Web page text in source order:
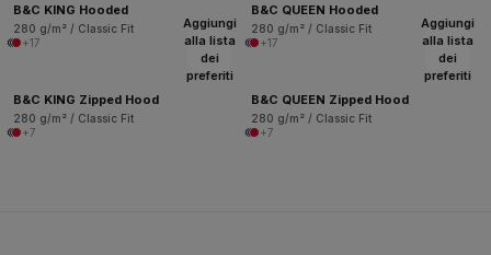
B&C KING Hooded
280 g/m² / Classic Fit
+17
B&C QUEEN Hooded
280 g/m² / Classic Fit
+17
Aggiungi
alla lista
dei
preferiti
B&C KING Zipped Hood
280 g/m² / Classic Fit
+7
Aggiungi
alla lista
dei
preferiti
B&C QUEEN Zipped Hood
280 g/m² / Classic Fit
+7